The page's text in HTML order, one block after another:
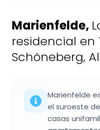
Marienfelde,
residencial en
Schöneberg,
Marienfelde
el suroeste
casas